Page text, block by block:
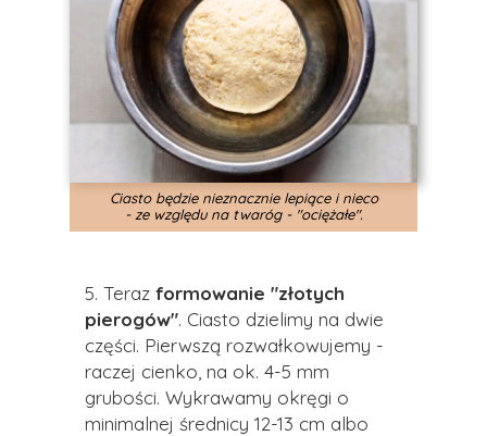
Ciasto będzie nieznacznie lepiące i nieco
- ze względu na twaróg - "ociężałe".
5. Teraz formowanie "złotych
pierogów". Ciasto dzielimy na dwie
części. Pierwszą rozwałkowujemy -
raczej cienko, na ok. 4-5 mm
grubości. Wykrawamy okręgi o
minimalnej średnicy 12-13 cm albo